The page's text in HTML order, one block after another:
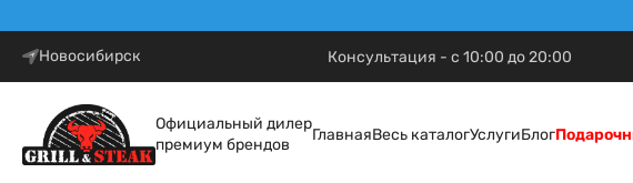
Новосибирск Консультация - с 10:00 до 20:00
Официальный дилер
премиум брендов
ГлавнаяВесь каталогУслугиБлог